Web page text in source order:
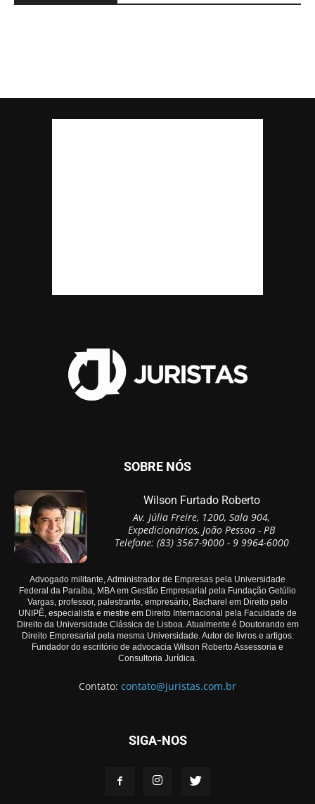
SOBRE NÓS
Wilson Furtado Roberto
Av. Júlia Freire, 1200, Sala 904,
Expedicionários, João Pessoa - PB
Telefone: (83) 3567-9000 - 9 9964-6000
Advogado militante, Administrador de Empresas pela Universidade
Federal da Paraíba, MBA em Gestão Empresarial pela Fundação Getúlio
Vargas, professor, palestrante, empresário, Bacharel em Direito pelo
UNIPÊ, especialista e mestre em Direito Internacional pela Faculdade de
Direito da Universidade Clássica de Lisboa. Atualmente é Doutorando em
Direito Empresarial pela mesma Universidade. Autor de livros e artigos.
Fundador do escritório de advocacia Wilson Roberto Assessoria e
Consultoria Jurídica.
Contato: contato@juristas.com.br
SIGA-NOS